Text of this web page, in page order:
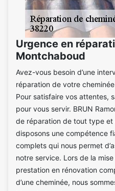
Urgence en
Montchaboud
Avez-vous besoin d’une
réparation de votre
Pour satisfaire vos attentes,
pour vous servir. BRUN
de réparation de tout type
disposons une compétence
complets qui nous permet
notre service. Lors de la
prestation en rénovation
d’une cheminée, nous